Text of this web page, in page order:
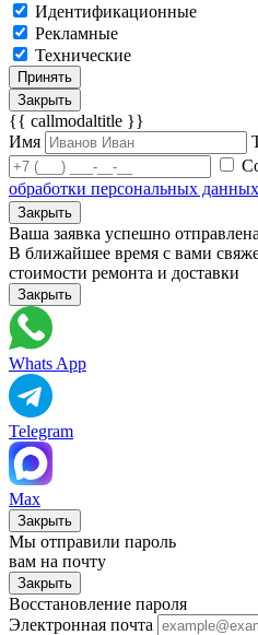
Идентификационные
Рекламные
Технические
Принять
Закрыть
{{ callmodaltitle }}
Имя
обработки персональных данных
Закрыть
Ваша заявка успешно отправлена
В ближайшее время с вами
стоимости ремонта и доставки
Закрыть
Whats App
Telegram
Max
Закрыть
Мы отправили пароль
вам на почту
Закрыть
Восстановление пароля
Электронная почта